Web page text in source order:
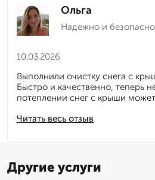
Ольга
Надежно и безопасно
10.03.2026
Читать весь отзыв
Выполнили очистку снега с
Быстро и качественно, теперь
потеплении снег с крыши может
Другие услуги